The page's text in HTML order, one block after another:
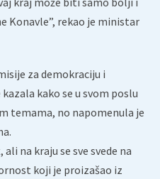
Konavle”, rekao je ministar
za demokraciju i
kako se u svom poslu
temama, no napomenula je
na kraju se sve svede na
koji je proizašao iz